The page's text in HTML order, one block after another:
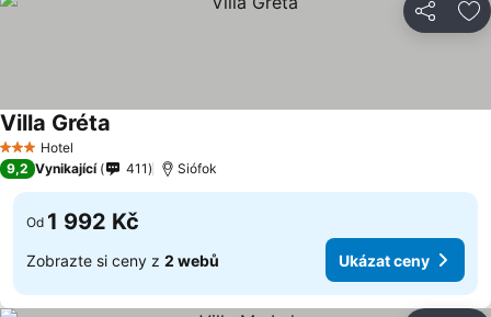
Sdílet
3 Počet hvězdiček
Hotel
Villa Gréta
9,2 Vynikající 411 Siófok
Od 1 992 Kč
Zobrazte si ceny z 2 webů Ukázat ceny